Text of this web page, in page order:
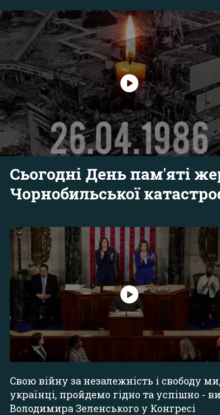
Сьогодні День пам'яті
Чорнобильської
Свою війну за незалежність і свободу
українці, пройдемо гідно та успішно -
Володимира Зеленського у Конгресі